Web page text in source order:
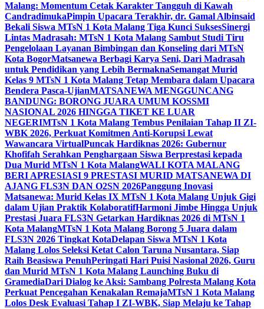
Malang: Momentum Cetak Karakter Tangguh di Kawah
CandradimukaPimpin Upacara Terakhir, dr. Gamal Albinsaid
Bekali Siswa MTsN 1 Kota Malang Tiga Kunci SuksesSinergi
Lintas Madrasah: MTsN 1 Kota Malang Sambut Studi Tiru
Pengelolaan Layanan Bimbingan dan Konseling dari MTsN
Kota BogorMatsanewa Berbagi Karya Seni, Dari Madrasah
untuk Pendidikan yang Lebih BermaknaSemangat Murid
Kelas 9 MTsN 1 Kota Malang Tetap Membara dalam Upacara
Bendera Pasca-UjianMATSANEWA MENGGUNCANG
BANDUNG: BORONG JUARA UMUM KOSSMI
NASIONAL 2026 HINGGA TIKET KE LUAR
NEGERIMTsN 1 Kota Malang Tembus Penilaian Tahap II ZI-
WBK 2026, Perkuat Komitmen Anti-Korupsi Lewat
Wawancara VirtualPuncak Hardiknas 2026: Gubernur
Khofifah Serahkan Penghargaan Siswa Berprestasi kepada
Dua Murid MTsN 1 Kota MalangWALI KOTA MALANG
BERI APRESIASI 9 PRESTASI MURID MATSANEWA DI
AJANG FLS3N DAN O2SN 2026Panggung Inovasi
Matsanewa: Murid Kelas IX MTsN 1 Kota Malang Unjuk Gigi
dalam Ujian Praktik KolaboratifHarmoni Jimbe Hingga Unjuk
Prestasi Juara FLS3N Getarkan Hardiknas 2026 di MTsN 1
Kota MalangMTsN 1 Kota Malang Borong 5 Juara dalam
FLS3N 2026 Tingkat KotaDelapan Siswa MTsN 1 Kota
Malang Lolos Seleksi Ketat Calon Taruna Nusantara, Siap
Raih Beasiswa PenuhPeringati Hari Puisi Nasional 2026, Guru
dan Murid MTsN 1 Kota Malang Launching Buku di
GramediaDari Dialog ke Aksi: Sambang Polresta Malang Kota
Perkuat Pencegahan Kenakalan RemajaMTsN 1 Kota Malang
Lolos Desk Evaluasi Tahap I ZI-WBK, Siap Melaju ke Tahap